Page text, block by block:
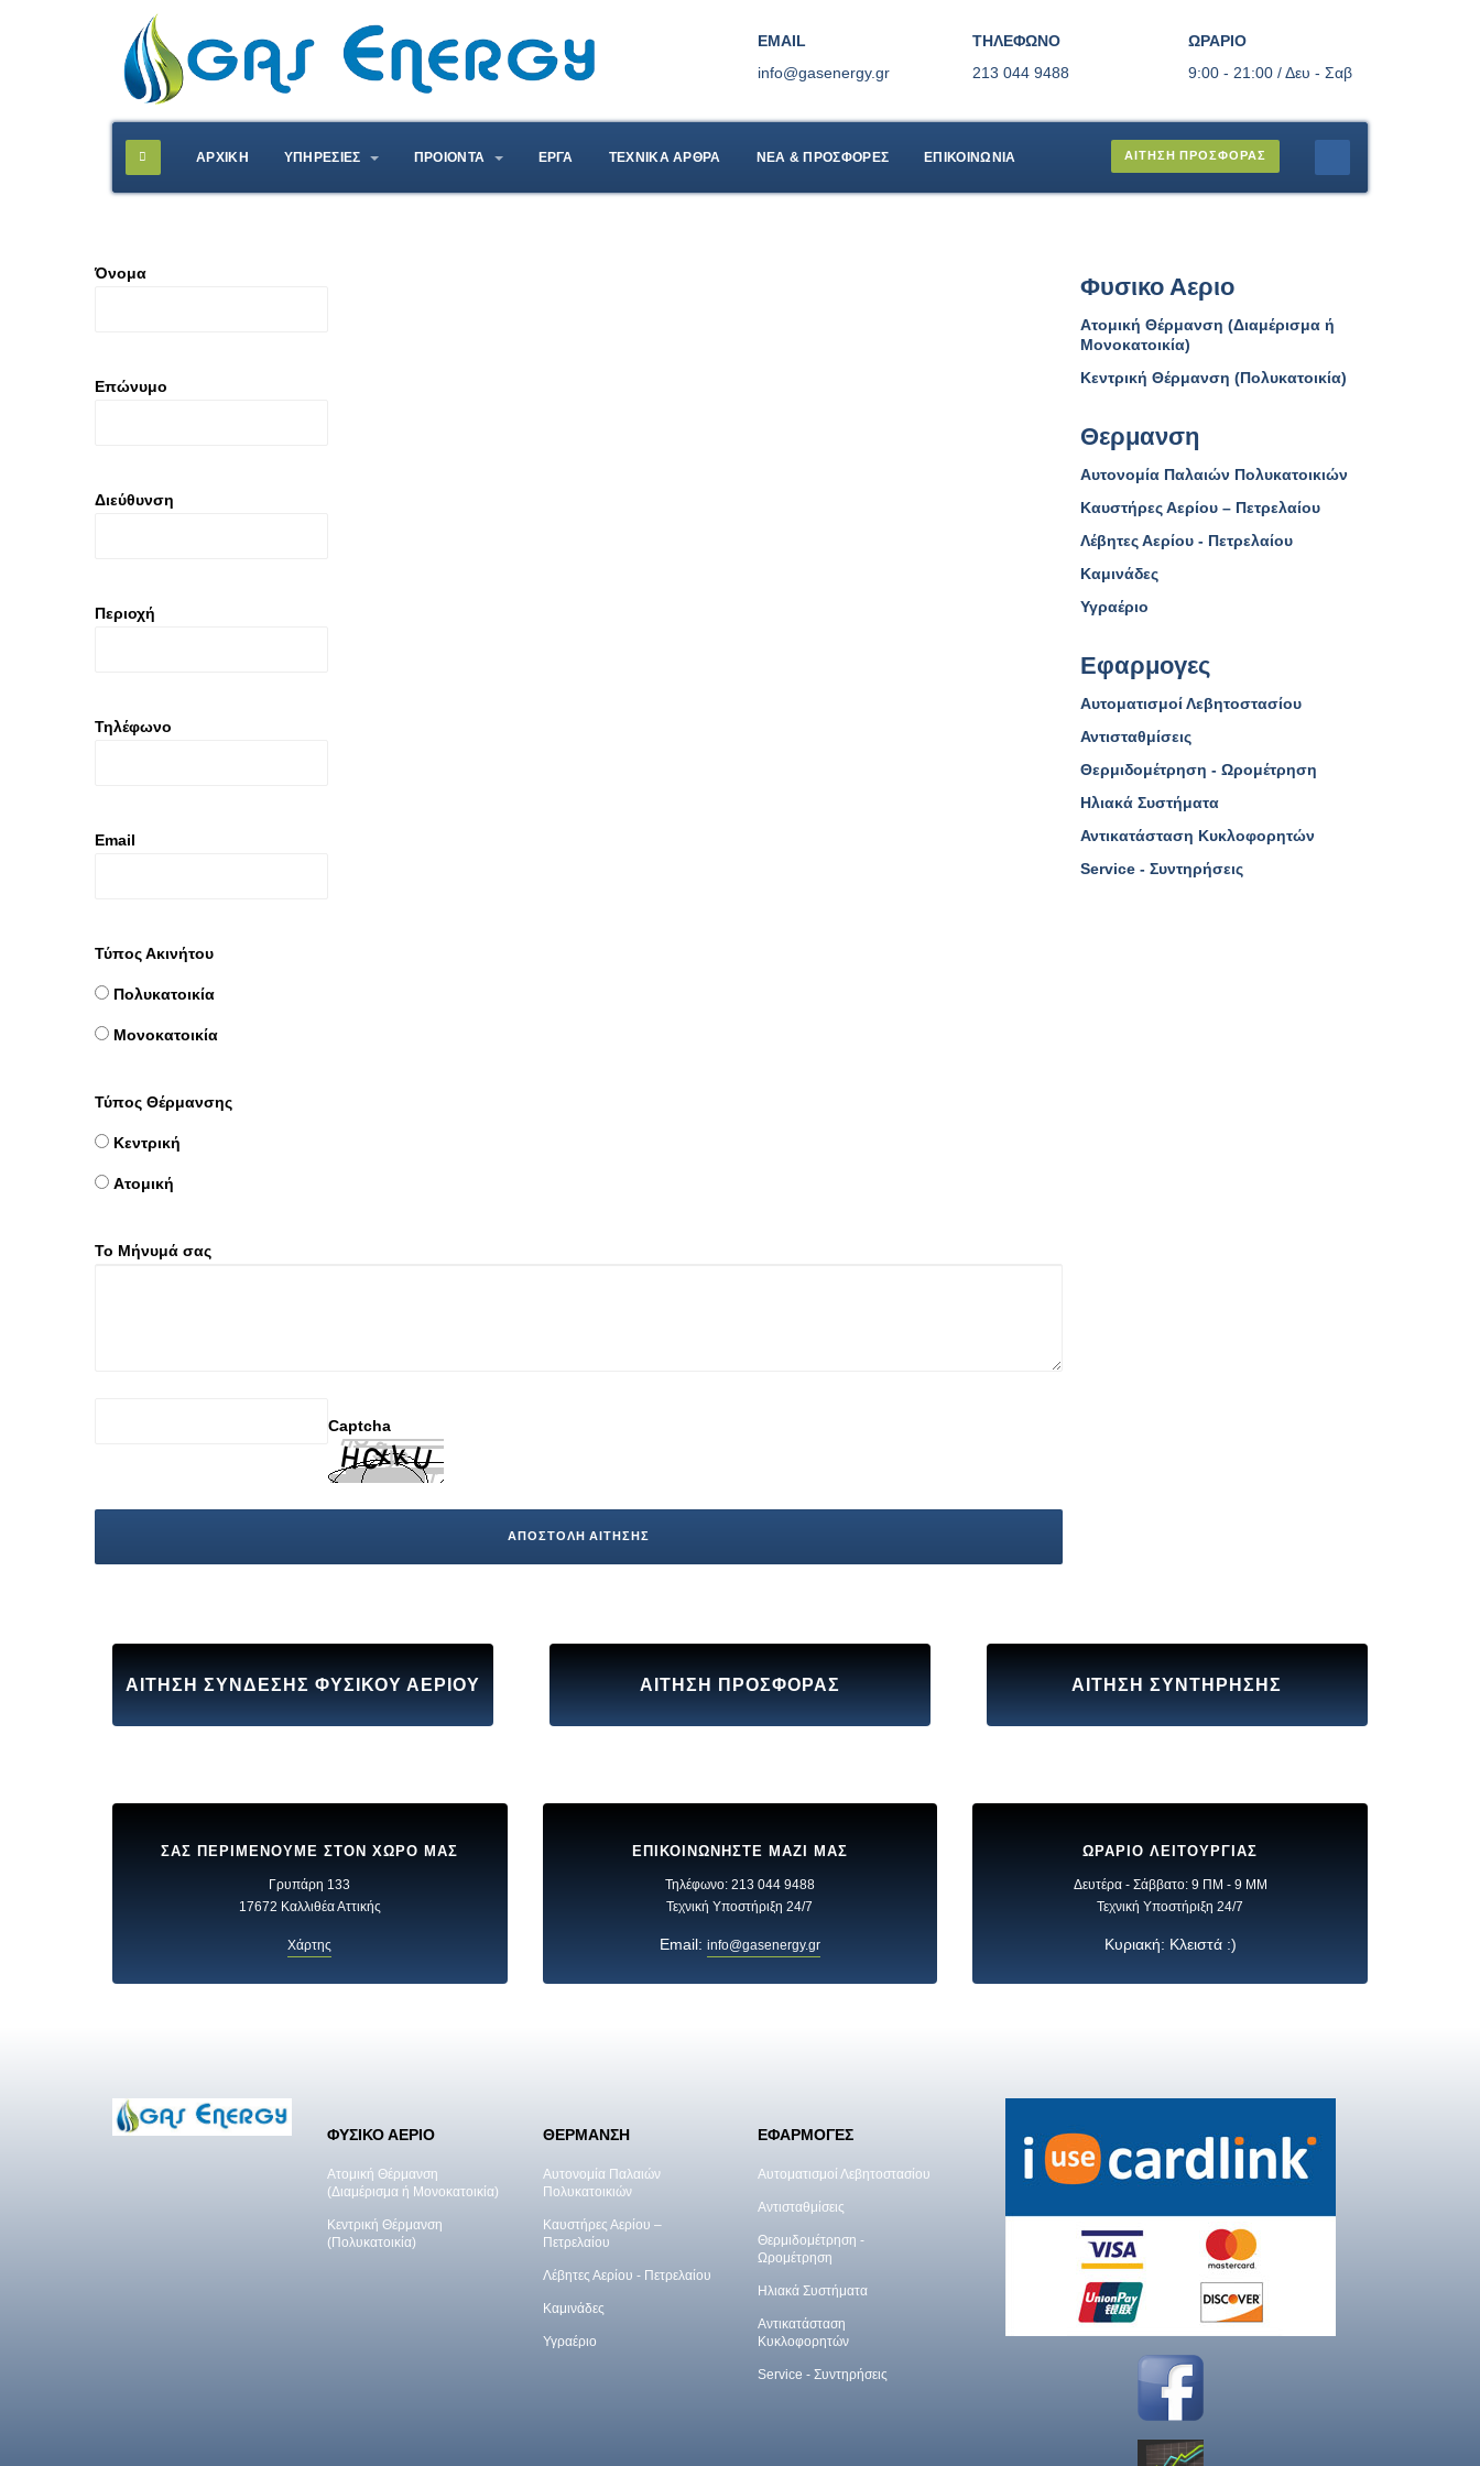
EMAIL
info@gasenergy.gr
ΤΗΛΕΦΩΝΟ
213 044 9488
ΩΡΑΡΙΟ
9:00 - 21:00 / Δευ - Σαβ
ΑΡΧΙΚΗ ΥΠΗΡΕΣΙΕΣ ΠΡΟΙΟΝΤΑ EΡΓΑ ΤΕΧΝΙΚΑ ΑΡΘΡΑ ΝΕΑ & ΠΡΟΣΦΟΡΕΣ ΕΠΙΚΟΙΝΩΝΙΑ ΑΙΤΗΣΗ ΠΡΟΣΦΟΡΑΣ
Όνομα
Επώνυμο
Διεύθυνση
Περιοχή
Τηλέφωνο
Email
Τύπος Ακινήτου
Πολυκατοικία
Μονοκατοικία
Τύπος Θέρμανσης
Κεντρική
Ατομική
Το Μήνυμά σας
Captcha
Φυσικο Αεριο
Ατομική Θέρμανση (Διαμέρισμα ή
Μονοκατοικία)
Κεντρική Θέρμανση (Πολυκατοικία)
Θερμανση
Αυτονομία Παλαιών Πολυκατοικιών
Καυστήρες Αερίου – Πετρελαίου
Λέβητες Αερίου - Πετρελαίου
Καμινάδες
Υγραέριο
Εφαρμογες
Αυτοματισμοί Λεβητοστασίου
Αντισταθμίσεις
Θερμιδομέτρηση - Ωρομέτρηση
Ηλιακά Συστήματα
Αντικατάσταση Κυκλοφορητών
Service - Συντηρήσεις
ΑΙΤΗΣΗ ΣΥΝΔΕΣΗΣ ΦΥΣΙΚΟΥ ΑΕΡΙΟΥ ΑΙΤΗΣΗ ΠΡΟΣΦΟΡΑΣ ΑΙΤΗΣΗ ΣΥΝΤΗΡΗΣΗΣ
ΣΑΣ ΠΕΡΙΜΕΝΟΥΜΕ ΣΤΟΝ ΧΩΡΟ ΜΑΣ
Γρυπάρη 133
17672 Καλλιθέα Αττικής
Χάρτης
ΕΠΙΚΟΙΝΩΝΗΣΤΕ ΜΑΖΙ ΜΑΣ
Τηλέφωνο: 213 044 9488
Τεχνική Υποστήριξη 24/7
Email: info@gasenergy.gr
ΩΡΑΡΙΟ ΛΕΙΤΟΥΡΓΙΑΣ
Δευτέρα - Σάββατο: 9 ΠΜ - 9 ΜΜ
Τεχνική Υποστήριξη 24/7
Κυριακή: Κλειστά :)
ΦΥΣΙΚΟ ΑΕΡΙΟ
Ατομική Θέρμανση
(Διαμέρισμα ή Μονοκατοικία)
Κεντρική Θέρμανση
(Πολυκατοικία)
ΘΕΡΜΑΝΣΗ
Αυτονομία Παλαιών
Πολυκατοικιών
Καυστήρες Αερίου –
Πετρελαίου
Λέβητες Αερίου - Πετρελαίου
Καμινάδες
Υγραέριο
ΕΦΑΡΜΟΓΕΣ
Αυτοματισμοί Λεβητοστασίου
Αντισταθμίσεις
Θερμιδομέτρηση -
Ωρομέτρηση
Ηλιακά Συστήματα
Αντικατάσταση
Κυκλοφορητών
Service - Συντηρήσεις